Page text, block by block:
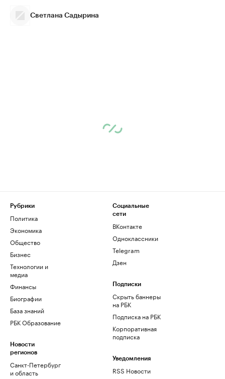
Светлана Садырина
Рубрики
Политика
Экономика
Общество
Бизнес
Технологии и
медиа
Финансы
Биографии
База знаний
РБК Образование
Новости
регионов
Санкт-Петербург
и область
Социальные
сети
ВКонтакте
Одноклассники
Telegram
Дзен
Подписки
Скрыть баннеры
на РБК
Подписка на РБК
Корпоративная
подписка
Уведомления
RSS Новости